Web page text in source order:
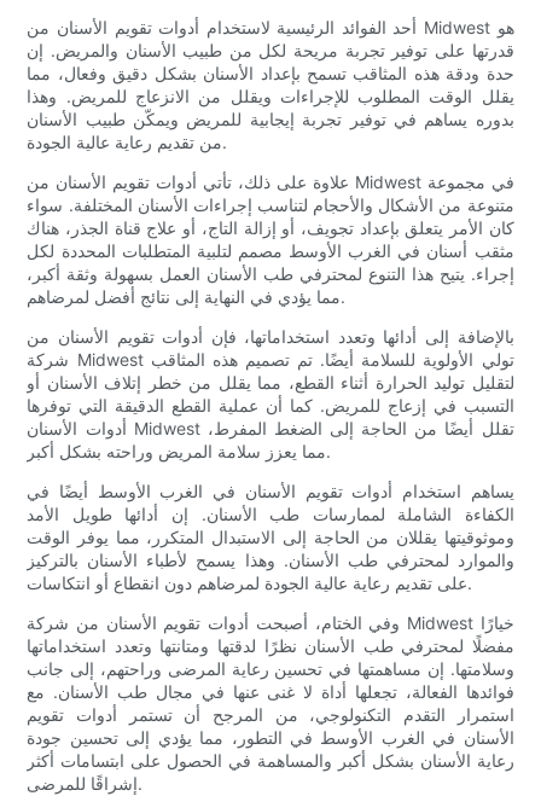
أحد الفوائد الرئيسية لاستخدام أدوات تقويم الأسنان من Midwest هو
قدرتها على توفير تجربة مريحة لكل من طبيب الأسنان والمريض. إن
حدة ودقة هذه المثاقب تسمح بإعداد الأسنان بشكل دقيق وفعال، مما
يقلل الوقت المطلوب للإجراءات ويقلل من الانزعاج للمريض. وهذا
بدوره يساهم في توفير تجربة إيجابية للمريض ويمكّن طبيب الأسنان
من تقديم رعاية عالية الجودة.
علاوة على ذلك، تأتي أدوات تقويم الأسنان من Midwest في مجموعة
متنوعة من الأشكال والأحجام لتناسب إجراءات الأسنان المختلفة. سواء
كان الأمر يتعلق بإعداد تجويف، أو إزالة التاج، أو علاج قناة الجذر، هناك
مثقب أسنان في الغرب الأوسط مصمم لتلبية المتطلبات المحددة لكل
إجراء. يتيح هذا التنوع لمحترفي طب الأسنان العمل بسهولة وثقة أكبر،
مما يؤدي في النهاية إلى نتائج أفضل لمرضاهم.
بالإضافة إلى أدائها وتعدد استخداماتها، فإن أدوات تقويم الأسنان من
شركة Midwest تولي الأولوية للسلامة أيضًا. تم تصميم هذه المثاقب
لتقليل توليد الحرارة أثناء القطع، مما يقلل من خطر إتلاف الأسنان أو
التسبب في إزعاج للمريض. كما أن عملية القطع الدقيقة التي توفرها
أدوات الأسنان Midwest تقلل أيضًا من الحاجة إلى الضغط المفرط،
مما يعزز سلامة المريض وراحته بشكل أكبر.
يساهم استخدام أدوات تقويم الأسنان في الغرب الأوسط أيضًا في
الكفاءة الشاملة لممارسات طب الأسنان. إن أدائها طويل الأمد
وموثوقيتها يقللان من الحاجة إلى الاستبدال المتكرر، مما يوفر الوقت
والموارد لمحترفي طب الأسنان. وهذا يسمح لأطباء الأسنان بالتركيز
على تقديم رعاية عالية الجودة لمرضاهم دون انقطاع أو انتكاسات.
وفي الختام، أصبحت أدوات تقويم الأسنان من شركة Midwest خيارًا
مفضلًا لمحترفي طب الأسنان نظرًا لدقتها ومتانتها وتعدد استخداماتها
وسلامتها. إن مساهمتها في تحسين رعاية المرضى وراحتهم، إلى جانب
فوائدها الفعالة، تجعلها أداة لا غنى عنها في مجال طب الأسنان. مع
استمرار التقدم التكنولوجي، من المرجح أن تستمر أدوات تقويم
الأسنان في الغرب الأوسط في التطور، مما يؤدي إلى تحسين جودة
رعاية الأسنان بشكل أكبر والمساهمة في الحصول على ابتسامات أكثر
إشراقًا للمرضى.